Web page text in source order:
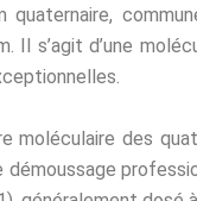
quaternaire,
Il s’agit d’une
moléculaire des
démoussage